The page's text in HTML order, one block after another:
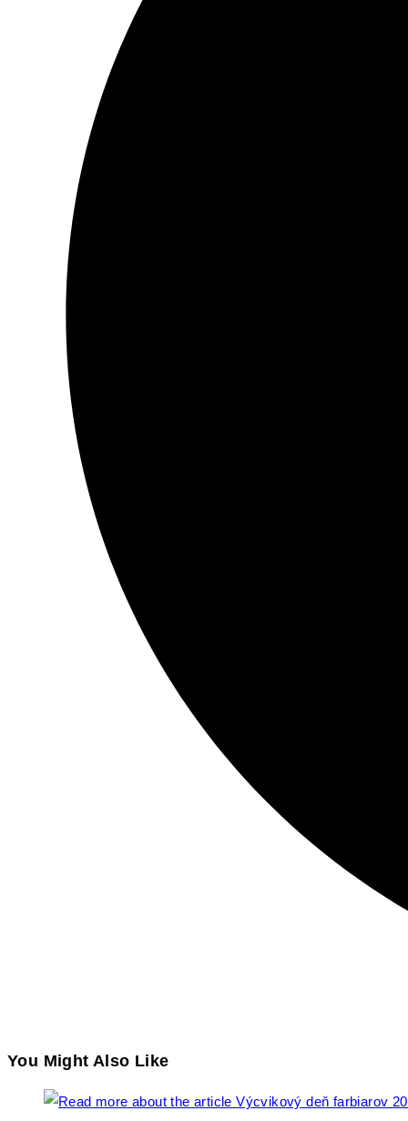
You Might Also Like